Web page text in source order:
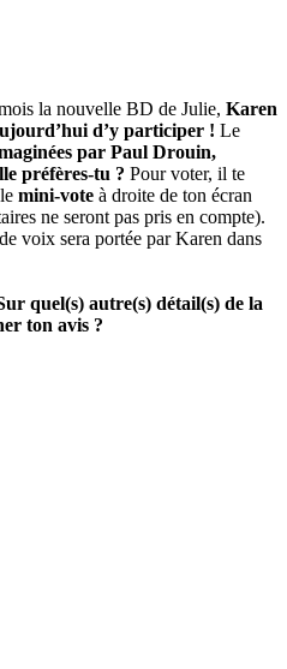
la nouvelle BD de Julie, Karen
d’y participer ! Le
par Paul Drouin,
préfères-tu ? Pour voter, il te
mini-vote à droite de ton écran
ne seront pas pris en compte).
voix sera portée par Karen dans
quel(s) autre(s) détail(s) de la
ton avis ?